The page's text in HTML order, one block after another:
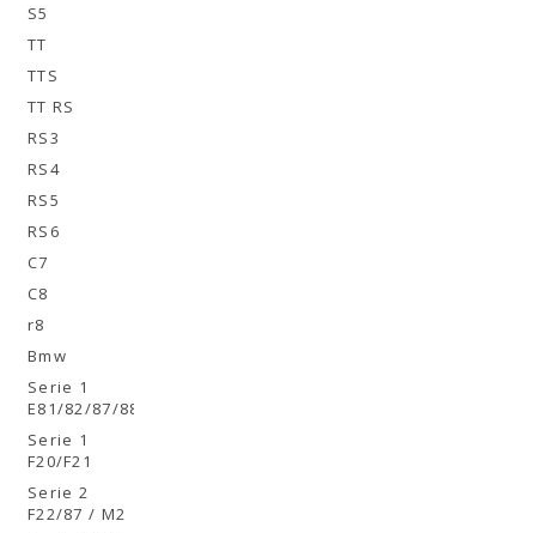
S5
TT
TTS
TT RS
RS3
RS4
RS5
RS6
C7
C8
r8
Bmw
Serie 1
E81/82/87/88
Serie 1
F20/F21
Serie 2
F22/87 / M2